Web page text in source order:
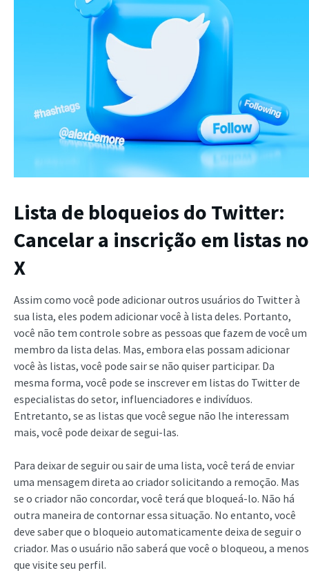
Lista de bloqueios do Twitter:
Cancelar a inscrição em listas no
X
Assim como você pode adicionar outros usuários do Twitter à
sua lista, eles podem adicionar você à lista deles. Portanto,
você não tem controle sobre as pessoas que fazem de você um
membro da lista delas. Mas, embora elas possam adicionar
você às listas, você pode sair se não quiser participar. Da
mesma forma, você pode se inscrever em listas do Twitter de
especialistas do setor, influenciadores e indivíduos.
Entretanto, se as listas que você segue não lhe interessam
mais, você pode deixar de segui-las.
Para deixar de seguir ou sair de uma lista, você terá de enviar
uma mensagem direta ao criador solicitando a remoção. Mas
se o criador não concordar, você terá que bloqueá-lo. Não há
outra maneira de contornar essa situação. No entanto, você
deve saber que o bloqueio automaticamente deixa de seguir o
criador. Mas o usuário não saberá que você o bloqueou, a menos
que visite seu perfil.